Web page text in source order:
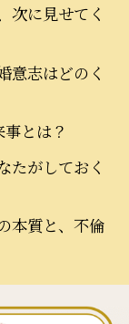
次に見せてく
意志はどのく
とは？
たがしておく
本質と、不倫